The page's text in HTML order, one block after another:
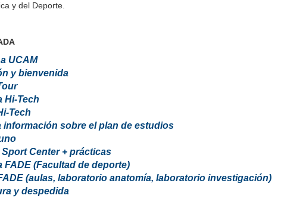
y del Deporte.
UCAM
y bienvenida
Hi-Tech
Tech
información sobre el plan de estudios
Center + prácticas
FADE (Facultad de deporte)
(aulas, laboratorio anatomía, laboratorio investigación)
y despedida